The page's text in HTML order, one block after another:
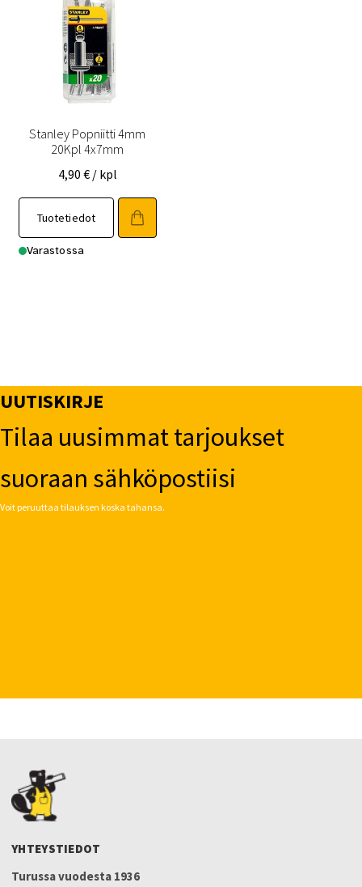
Stanley Popniitti 4mm
20Kpl 4x7mm
4,90 € / kpl
Tuotetiedot
Varastossa
UUTISKIRJE
Tilaa uusimmat tarjoukset
suoraan sähköpostiisi
Voit peruuttaa tilauksen koska tahansa.
YHTEYSTIEDOT
Turussa vuodesta 1936